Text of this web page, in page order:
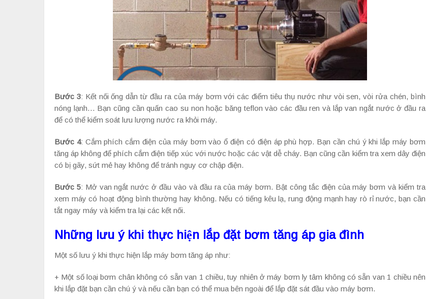
Bước 3: Kết nối ống dẫn từ đầu ra của máy bơm với các điểm tiêu thụ nước như vòi sen, vòi rửa chén, bình
nóng lạnh… Bạn cũng cần quấn cao su non hoặc băng teflon vào các đầu ren và lắp van ngắt nước ở đầu ra
để có thể kiểm soát lưu lượng nước ra khỏi máy.
Bước 4: Cắm phích cắm điện của máy bơm vào ổ điện có điện áp phù hợp. Bạn cần chú ý khi lắp máy bơm
tăng áp không để phích cắm điện tiếp xúc với nước hoặc các vật dễ cháy. Bạn cũng cần kiểm tra xem dây điện
có bị gãy, sứt mẻ hay không để tránh nguy cơ chập điện.
Bước 5: Mở van ngắt nước ở đầu vào và đầu ra của máy bơm. Bật công tắc điện của máy bơm và kiểm tra
xem máy có hoạt động bình thường hay không. Nếu có tiếng kêu lạ, rung động mạnh hay rò rỉ nước, bạn cần
tắt ngay máy và kiểm tra lại các kết nối.
Những lưu ý khi thực hiện lắp đặt bơm tăng áp gia đình
Một số lưu ý khi thực hiện lắp máy bơm tăng áp như:
+ Một số loại bơm chân không có sẵn van 1 chiều, tuy nhiên ở máy bơm ly tâm không có sẵn van 1 chiều nên
khi lắp đặt bạn cần chú ý và nếu cần bạn có thể mua bên ngoài để lắp đặt sát đầu vào máy bơm.